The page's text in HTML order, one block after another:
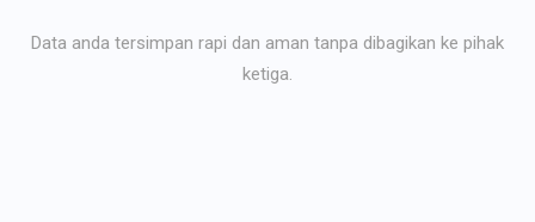
Data anda tersimpan rapi dan aman tanpa dibagikan ke pihak
ketiga.